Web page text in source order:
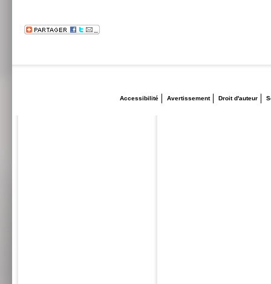
Accessibilité Avertissement Droit d'auteur